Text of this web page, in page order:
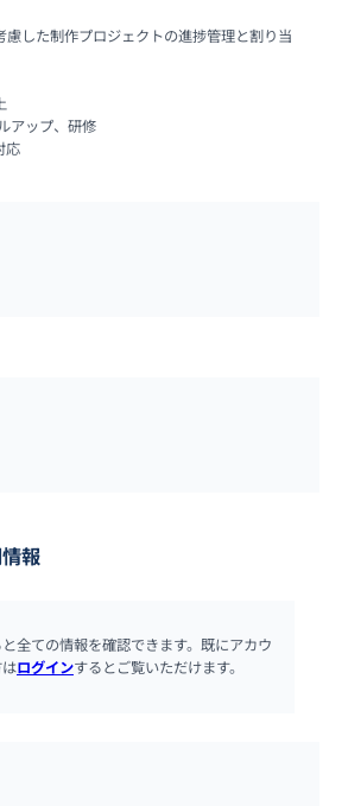
した制作プロジェクトの進捗管理と割り当
アップ、研修
応
報
全ての情報を確認できます。既にアカウ
ログインするとご覧いただけます。